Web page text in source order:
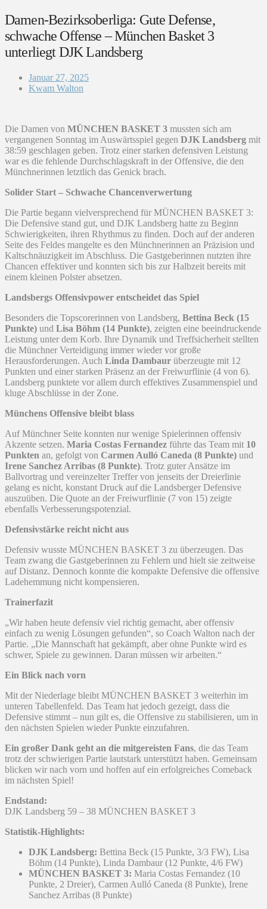
Damen-Bezirksoberliga: Gute Defense,
schwache Offense – München Basket 3
unterliegt DJK Landsberg
Januar 27, 2025
Kwam Walton
Die Damen von MÜNCHEN BASKET 3 mussten sich am
vergangenen Sonntag im Auswärtsspiel gegen DJK Landsberg mit
38:59 geschlagen geben. Trotz einer starken defensiven Leistung
war es die fehlende Durchschlagskraft in der Offensive, die den
Münchnerinnen letztlich das Genick brach.
Solider Start – Schwache Chancenverwertung
Die Partie begann vielversprechend für MÜNCHEN BASKET 3:
Die Defensive stand gut, und DJK Landsberg hatte zu Beginn
Schwierigkeiten, ihren Rhythmus zu finden. Doch auf der anderen
Seite des Feldes mangelte es den Münchnerinnen an Präzision und
Kaltschnäuzigkeit im Abschluss. Die Gastgeberinnen nutzten ihre
Chancen effektiver und konnten sich bis zur Halbzeit bereits mit
einem kleinen Polster absetzen.
Landsbergs Offensivpower entscheidet das Spiel
Besonders die Topscorerinnen von Landsberg, Bettina Beck (15
Punkte) und Lisa Böhm (14 Punkte), zeigten eine beeindruckende
Leistung unter dem Korb. Ihre Dynamik und Treffsicherheit stellten
die Münchner Verteidigung immer wieder vor große
Herausforderungen. Auch Linda Dambaur überzeugte mit 12
Punkten und einer starken Präsenz an der Freiwurflinie (4 von 6).
Landsberg punktete vor allem durch effektives Zusammenspiel und
kluge Abschlüsse in der Zone.
Münchens Offensive bleibt blass
Auf Münchner Seite konnten nur wenige Spielerinnen offensiv
Akzente setzen. Maria Costas Fernandez führte das Team mit 10
Punkten an, gefolgt von Carmen Aulló Caneda (8 Punkte) und
Irene Sanchez Arribas (8 Punkte). Trotz guter Ansätze im
Ballvortrag und vereinzelter Treffer von jenseits der Dreierlinie
gelang es nicht, konstant Druck auf die Landsberger Defensive
auszuüben. Die Quote an der Freiwurflinie (7 von 15) zeigte
ebenfalls Verbesserungspotenzial.
Defensivstärke reicht nicht aus
Defensiv wusste MÜNCHEN BASKET 3 zu überzeugen. Das
Team zwang die Gastgeberinnen zu Fehlern und hielt sie zeitweise
auf Distanz. Dennoch konnte die kompakte Defensive die offensive
Ladehemmung nicht kompensieren.
Trainerfazit
„Wir haben heute defensiv viel richtig gemacht, aber offensiv
einfach zu wenig Lösungen gefunden“, so Coach Walton nach der
Partie. „Die Mannschaft hat gekämpft, aber ohne Punkte wird es
schwer, Spiele zu gewinnen. Daran müssen wir arbeiten.“
Ein Blick nach vorn
Mit der Niederlage bleibt MÜNCHEN BASKET 3 weiterhin im
unteren Tabellenfeld. Das Team hat jedoch gezeigt, dass die
Defensive stimmt – nun gilt es, die Offensive zu stabilisieren, um in
den nächsten Spielen wieder Punkte einzufahren.
Ein großer Dank geht an die mitgereisten Fans, die das Team
trotz der schwierigen Partie lautstark unterstützt haben. Gemeinsam
blicken wir nach vorn und hoffen auf ein erfolgreiches Comeback
im nächsten Spiel!
Endstand:
DJK Landsberg 59 – 38 MÜNCHEN BASKET 3
Statistik-Highlights:
DJK Landsberg: Bettina Beck (15 Punkte, 3/3 FW), Lisa
Böhm (14 Punkte), Linda Dambaur (12 Punkte, 4/6 FW)
MÜNCHEN BASKET 3: Maria Costas Fernandez (10
Punkte, 2 Dreier), Carmen Aulló Caneda (8 Punkte), Irene
Sanchez Arribas (8 Punkte)